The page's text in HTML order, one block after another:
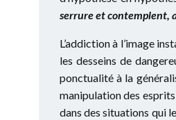
serrure et contemplent,
L’addiction à l’image
les desseins de
ponctualité à la
manipulation des
dans des situations qui